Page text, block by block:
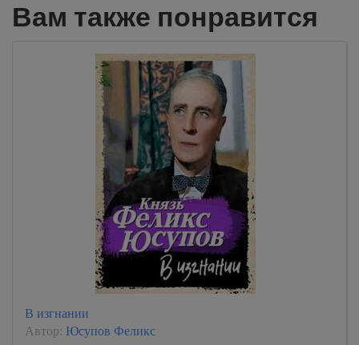
Вам также понравится
В изгнании
Автор: Юсупов Феликс